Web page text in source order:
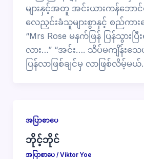
များနှင့်အတူ အင်းယားကန်ဘော
လေညှင်းခံသူများစွာနှင့် စည်ကာ
“Mrs Rose မနက်ဖြန် ပြန်သွားပြီ
လား…” “အင်း…. သိပ်မကျိန်းသေ
ပြန်လာဖြစ်ချင်မှ လာဖြစ်လိမ့်မယ်
အပြာစာပေ
ဘိုင့်ဘိုင်
အပြာစာပေ/Viktor Yoe